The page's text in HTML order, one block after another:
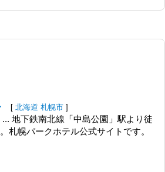
[ 北海道 札幌市 ]
地下鉄南北線「中島公園」駅より徒
札幌パークホテル公式サイトです。